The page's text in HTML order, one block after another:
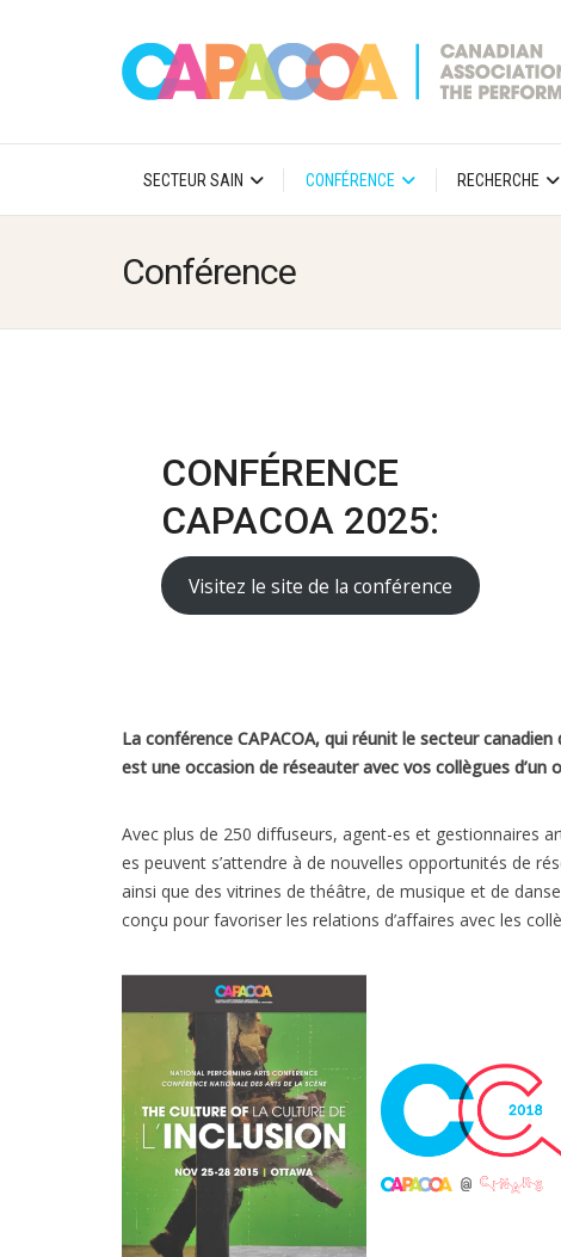
SECTEUR SAIN CONFÉRENCE RECHERCHE
Conférence
CONFÉRENCE
CAPACOA 2025:
Visitez le site de la conférence
La conférence CAPACOA, qui réunit le secteur
est une occasion de réseauter avec vos collègues d’un
Avec plus de 250 diffuseurs, agent-es et gestionnaires
es peuvent s’attendre à de nouvelles opportunités de
ainsi que des vitrines de théâtre, de musique et de
conçu pour favoriser les relations d’affaires avec les